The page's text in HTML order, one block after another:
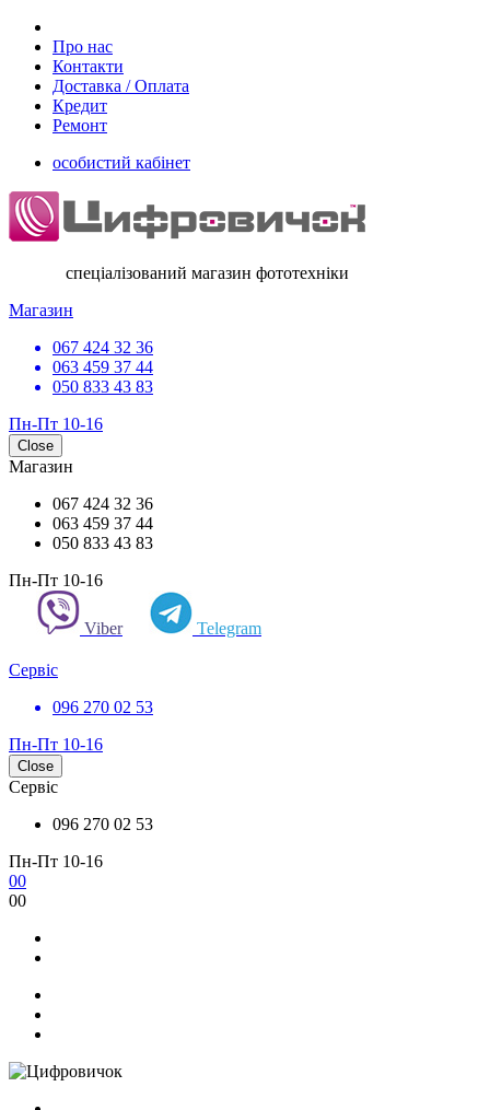
Про нас
Контакти
Доставка / Оплата
Кредит
Ремонт
особистий кабінет
спеціалізований магазин фототехніки
Магазин
067 424 32 36
063 459 37 44
050 833 43 83
Пн-Пт 10-16
Close
Магазин
067 424 32 36
063 459 37 44
050 833 43 83
Пн-Пт 10-16
Viber Telegram
Сервіс
096 270 02 53
Пн-Пт 10-16
Close
Сервіс
096 270 02 53
Пн-Пт 10-16
00
00